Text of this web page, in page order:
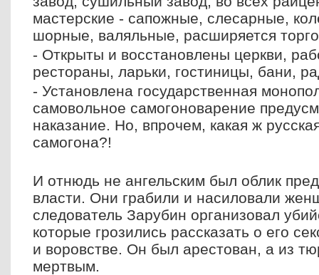
мастерские - сапожные, слесарные,
шорные, валяльные, расширяется
- Открыты и восстановлены церкви,
рестораны, ларьки, гостиницы, бани,
- Установлена государственная
самовольное самогоноварение
наказание. Но, впрочем, какая ж
самогона?!
И отнюдь не ангельским был облик
власти. Они грабили и насиловали
следователь Зарубин организовал
которые грозились рассказать о его
и воровстве. Он был арестован, а из
мертвым.